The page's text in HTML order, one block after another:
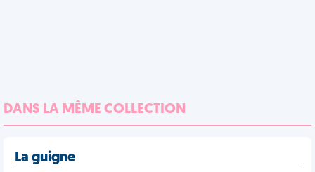
DANS LA MÊME COLLECTION
La guigne